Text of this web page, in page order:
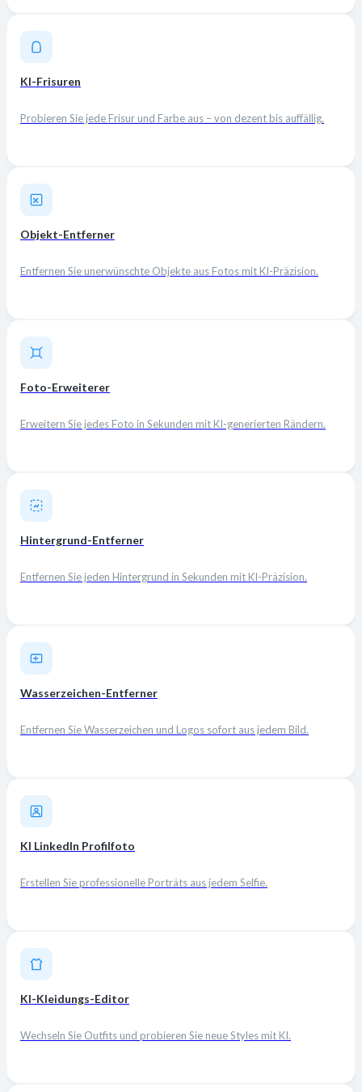
KI-Frisuren
Probieren Sie jede Frisur und Farbe aus – von dezent bis auffällig.
Objekt-Entferner
Entfernen Sie unerwünschte Objekte aus Fotos mit KI-Präzision.
Foto-Erweiterer
Erweitern Sie jedes Foto in Sekunden mit KI-generierten Rändern.
Hintergrund-Entferner
Entfernen Sie jeden Hintergrund in Sekunden mit KI-Präzision.
Wasserzeichen-Entferner
Entfernen Sie Wasserzeichen und Logos sofort aus jedem Bild.
KI LinkedIn Profilfoto
Erstellen Sie professionelle Porträts aus jedem Selfie.
KI-Kleidungs-Editor
Wechseln Sie Outfits und probieren Sie neue Styles mit KI.